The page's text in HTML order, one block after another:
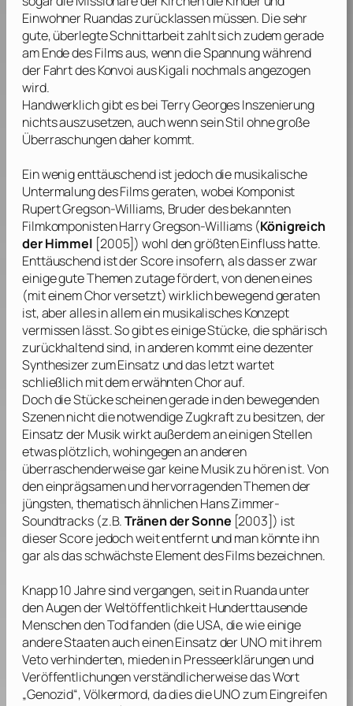
Einwohner Ruandas zurücklassen müssen. Die sehr
gute, überlegte Schnittarbeit zahlt sich zudem gerade
am Ende des Films aus, wenn die Spannung während
der Fahrt des Konvoi aus Kigali nochmals angezogen
wird.
Handwerklich gibt es beiTerry GeorgesInszenierung
nichts auszusetzen, auch wenn sein Stil ohne große
Überraschungen daher kommt.
Ein wenig enttäuschend ist jedoch die musikalische
Untermalung des Films geraten, wobei Komponist
Rupert Gregson-Williams, Bruder des bekannten
FilmkomponistenHarry Gregson-Williams (Königreich
der Himmel [2005]) wohl den größten Einfluss hatte.
Enttäuschend ist der Score insofern, als dass er zwar
einige gute Themen zutage fördert, von denen eines
(mit einem Chor versetzt) wirklich bewegend geraten
ist, aber alles in allem ein musikalisches Konzept
vermissen lässt. So gibt es einige Stücke, die sphärisch
zurückhaltend sind, in anderen kommt eine dezenter
Synthesizer zum Einsatz und das letzt wartet
schließlich mit dem erwähnten Chor auf.
Doch die Stücke scheinen gerade in den bewegenden
Szenen nicht die notwendige Zugkraft zu besitzen, der
Einsatz der Musik wirkt außerdem an einigen Stellen
etwas plötzlich, wohingegen an anderen
überraschenderweise gar keine Musik zu hören ist. Von
den einprägsamen und hervorragenden Themen der
jüngsten, thematisch ähnlichenHans Zimmer-
Soundtracks (z.B.Tränen der Sonne [2003]) ist
dieser Score jedoch weit entfernt und man könnte ihn
gar als das schwächste Element des Films bezeichnen.
Knapp 10 Jahre sind vergangen, seit in Ruanda unter
den Augen der Weltöffentlichkeit Hunderttausende
Menschen den Tod fanden (die USA, die wie einige
andere Staaten auch einen Einsatz der UNO mit ihrem
Veto verhinderten, mieden in Presseerklärungen und
Veröffentlichungen verständlicherweise das Wort
„Genozid“, Völkermord, da dies die UNO zum Eingreifen